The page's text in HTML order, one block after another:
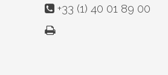
+33 (1) 40 01 89 00